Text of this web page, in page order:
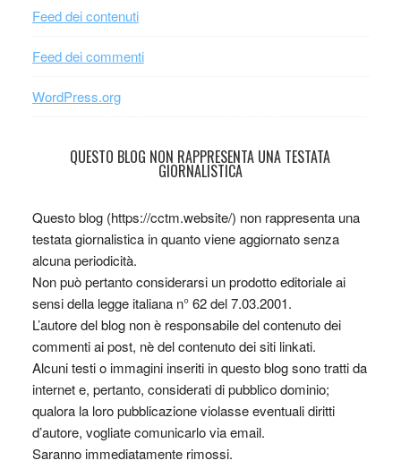
Feed dei contenuti
Feed dei commenti
WordPress.org
QUESTO BLOG NON RAPPRESENTA UNA TESTATA
GIORNALISTICA
Questo blog (https://cctm.website/) non rappresenta una
testata giornalistica in quanto viene aggiornato senza
alcuna periodicità.
Non può pertanto considerarsi un prodotto editoriale ai
sensi della legge italiana n° 62 del 7.03.2001.
L’autore del blog non è responsabile del contenuto dei
commenti ai post, nè del contenuto dei siti linkati.
Alcuni testi o immagini inseriti in questo blog sono tratti da
internet e, pertanto, considerati di pubblico dominio;
qualora la loro pubblicazione violasse eventuali diritti
d’autore, vogliate comunicarlo via email.
Saranno immediatamente rimossi.